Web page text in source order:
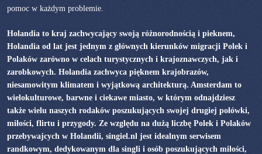
pomoc w każdym problemie.
Holandia to kraj zachwycający swoją różnorodnością i pieknem,
Holandia od lat jest jednym z głównych kierunków migracji Polek i
Polaków zarówno w celach turystycznych i krajoznawczych, jak i
zarobkowych. Holandia zachwyca pięknem krajobrazów,
niesamowitym klimatem i wyjątkową architekturą. Amsterdam to
wielokulturowe, barwne i ciekawe miasto, w którym odnajdziesz
także wielu naszych rodaków poszukujących swojej drugiej połówki,
miłości, flirtu i przygody. Ze względu na dużą liczbę Polek i Polaków
przebywajcych w Holandii, singiel.nl jest idealnym serwisem
randkowym, dedykowanym dla singli i osób poszukujących miłości,